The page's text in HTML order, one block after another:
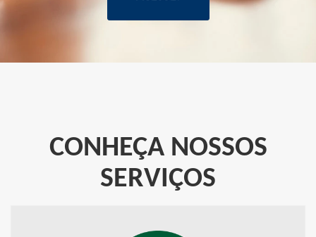
CONHEÇA NOSSOS
SERVIÇOS
PORTAL DA SAÚDE